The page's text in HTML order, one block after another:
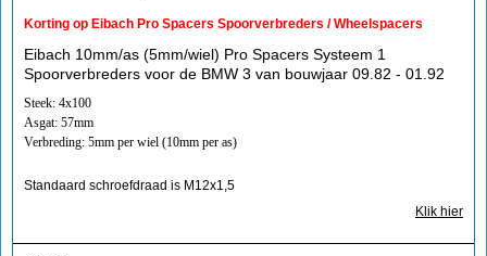
Korting op Eibach Pro Spacers Spoorverbreders / Wheelspacers
Eibach 10mm/as (5mm/wiel) Pro Spacers Systeem 1
Spoorverbreders voor de BMW 3 van bouwjaar 09.82 - 01.92
Steek: 4x100
Asgat: 57mm
Verbreding: 5mm per wiel (10mm per as)
Standaard schroefdraad is M12x1,5
Klik hier